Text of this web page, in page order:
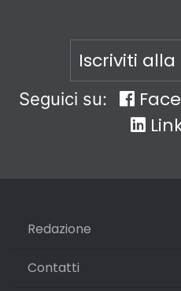
Iscriviti
Seguici su:
Redazione
Contatti